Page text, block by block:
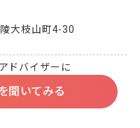
大枝山町4-30
ドバイザーに
聞いてみる